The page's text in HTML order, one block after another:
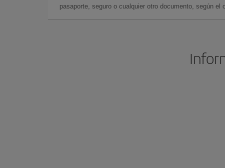
pasaporte, seguro o cualquier otro documento, según el